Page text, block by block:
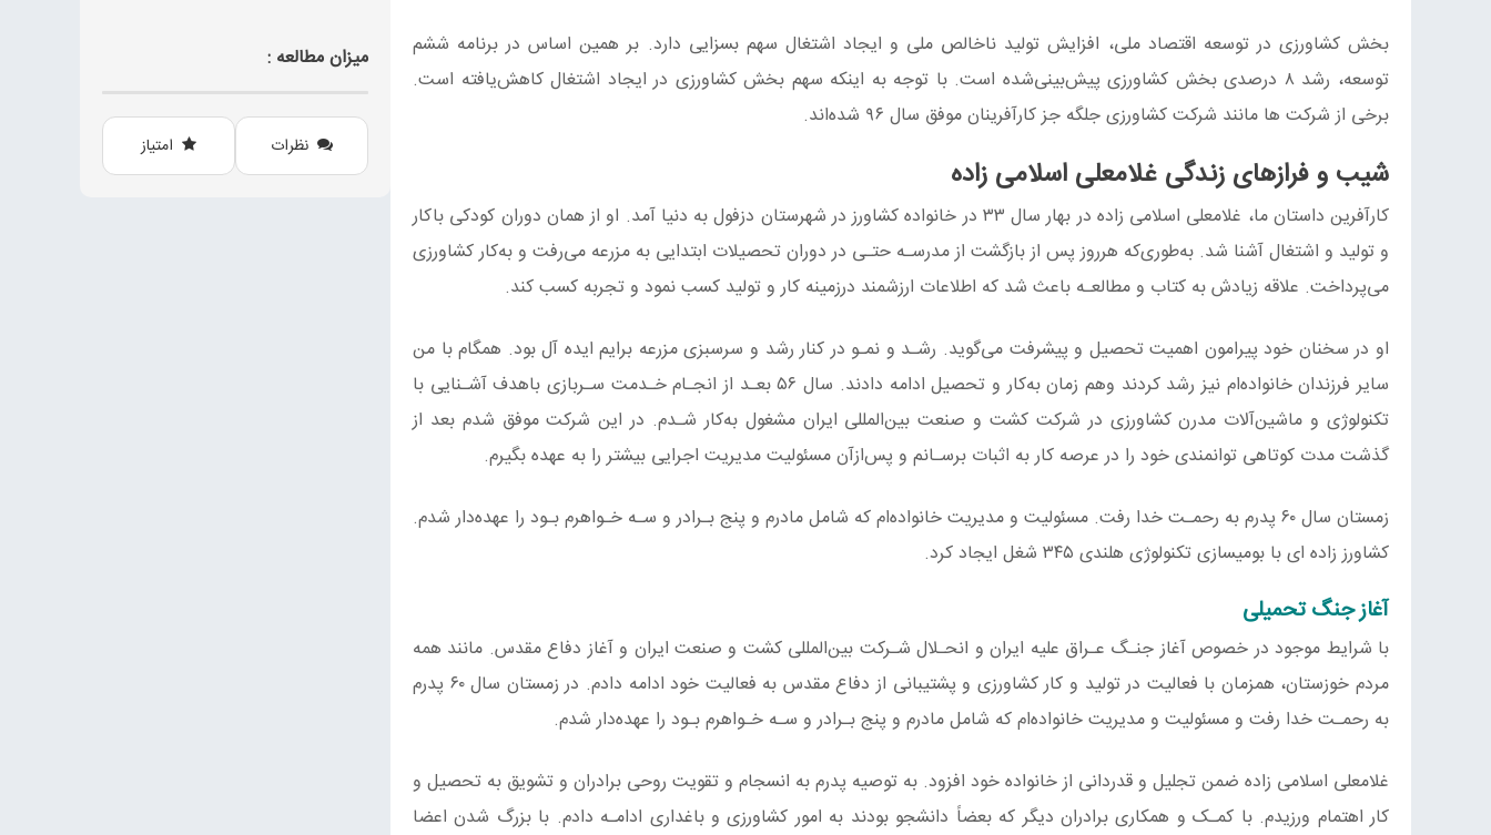
بخش کشاورزی در توسعه اقتصاد ملی، افزایش تولید ناخالص ملی و ایجاد اشتغال سهم بسزایی دارد. بر همین اساس در برنامه ششم
توسعه، رشد ۸ درصدی بخش کشاورزی پیش‌بینی‌شده است. با توجه به اینکه سهم بخش کشاورزی در ایجاد اشتغال کاهش‌یافته است.
برخی از شرکت‌ ها مانند شرکت کشاورزی جلگه جز کارآفرینان موفق سال ۹۶ شده‌اند.
شیب و فرازهای زندگی غلامعلی اسلامی زاده
کارآفرین داستان ما، غلامعلی اسلامی زاده در بهار سال ۳۳ در خانواده کشاورز در شهرستان دزفول به دنیا آمد. او از همان دوران کودکی باکار
و تولید و اشتغال آشنا شد. به‌طوری‌که هرروز پس از بازگشت از مدرسـه حتـی در دوران تحصیلات ابتدایی به مزرعه می‌رفت و به‌کار کشاورزی
می‌پرداخت. علاقه زیادش به کتاب و مطالعـه باعث شد که اطلاعات ارزشمند درزمینه کار و تولید کسب نمود و تجربه کسب کند.
او در سخنان خود پیرامون اهمیت تحصیل و پیشرفت می‌گوید. رشـد و نمـو در کنار رشد و سرسبزی مزرعه برایم ایده آل بود. همگام با من
سایر فرزندان خانواده‌ام نیز رشد کردند وهم زمان به‌کار و تحصیل ادامه دادند. سال ۵۶ بعـد از انجـام خـدمت سـربازی باهدف آشـنایی با
تکنولوژی و ماشین‌آلات مدرن کشاورزی در شرکت کشت و صنعت بین‌المللی ایران مشغول به‌کار شـدم. در این شرکت موفق شدم بعد از
گذشت مدت کوتاهی توانمندی خود را در عرصه کار به اثبات برسـانم و پس‌ازآن مسئولیت مدیریت اجرایی بیشتر را به عهده بگیرم.
زمستان سال ۶۰ پدرم به رحمـت خدا رفت. مسئولیت و مدیریت خانواده‌ام که شامل مادرم و پنج بـرادر و سـه خـواهرم بـود را عهده‌دار شدم.
کشاورز زاده ای با بومی‎سازی تکنولوژی هلندی ۳۴۵ شغل ایجاد کرد.
آغاز جنگ تحمیلی
با شرایط موجود در خصوص آغاز جنـگ عـراق علیه ایران و انحـلال شـرکت بین‌المللی کشت و صنعت ایران و آغاز دفاع مقدس. مانند همه
مردم خوزستان، همزمان با فعالیت در تولید و کار کشاورزی و پشتیبانی از دفاع مقدس به فعالیت خود ادامه دادم. در زمستان سال ۶۰ پدرم
به رحمـت خدا رفت و مسئولیت و مدیریت خانواده‌ام که شامل مادرم و پنج بـرادر و سـه خـواهرم بـود را عهده‌دار شدم.
غلامعلی اسلامی زاده ضمن تجلیل و قدردانی از خانواده خود افزود. به توصیه پدرم به انسجام و تقویت روحی برادران و تشویق به تحصیل و
کار اهتمام ورزیدم. با کمـک و همکاری برادران دیگر که بعضاً دانشجو بودند به امور کشاورزی و باغداری ادامـه دادم. با بزرگ شدن اعضا
میزان مطالعه :
نظرات امتیاز